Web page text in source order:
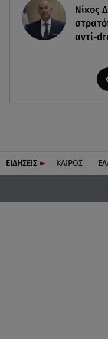
Νίκος
αντί-
ΕΙΔΗΣΕΙΣ ΚΑΙΡΟΣ